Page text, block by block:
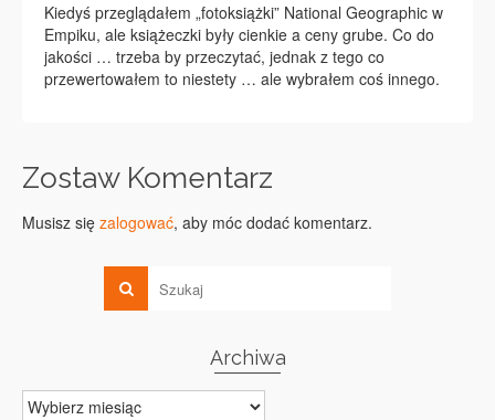
Kiedyś przeglądałem „fotoksiążki” National Geographic w
Empiku, ale książeczki były cienkie a ceny grube. Co do
jakości … trzeba by przeczytać, jednak z tego co
przewertowałem to niestety … ale wybrałem coś innego.
Zostaw Komentarz
Musisz się zalogować, aby móc dodać komentarz.
Archiwa
Archiwa